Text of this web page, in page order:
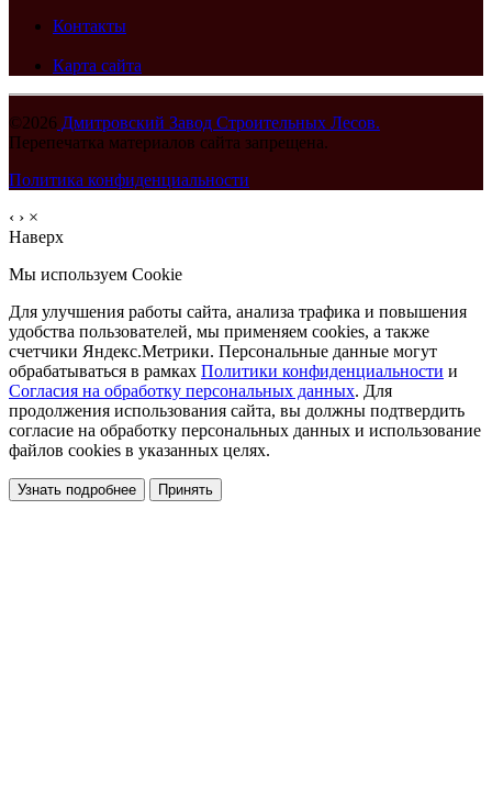
Контакты
Карта сайта
©2026 Дмитровский Завод Строительных Лесов.
Перепечатка материалов сайта запрещена.
Политика конфиденциальности
‹ › ×
Наверх
Мы используем Cookie
Для улучшения работы сайта, анализа трафика и повышения
удобства пользователей, мы применяем cookies, а также
счетчики Яндекс.Метрики. Персональные данные могут
обрабатываться в рамках Политики конфиденциальности и
Согласия на обработку персональных данных. Для
продолжения использования сайта, вы должны подтвердить
согласие на обработку персональных данных и использование
файлов cookies в указанных целях.
Узнать подробнее Принять